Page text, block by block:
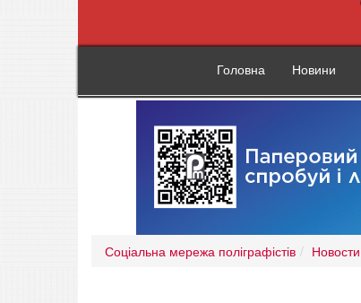
Головна Новини
Соціальна мережа поліграфістів Новости